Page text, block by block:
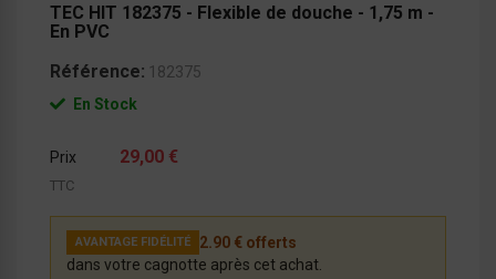
TEC HIT 182375 - Flexible de douche - 1,75 m -
En PVC
Référence: 182375
En Stock
Prix 29,00 €
TTC
AVANTAGE FIDÉLITÉ
2.90 € offerts
dans votre cagnotte après cet achat.